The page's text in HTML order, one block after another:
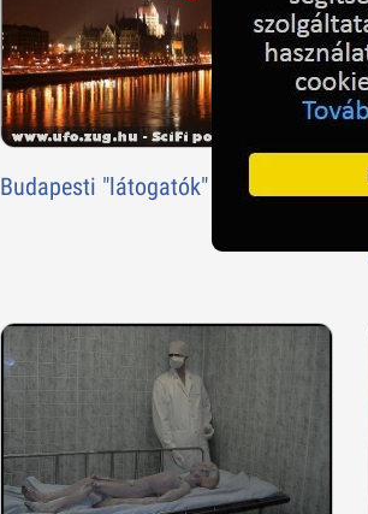
Budapesti "látogatók"